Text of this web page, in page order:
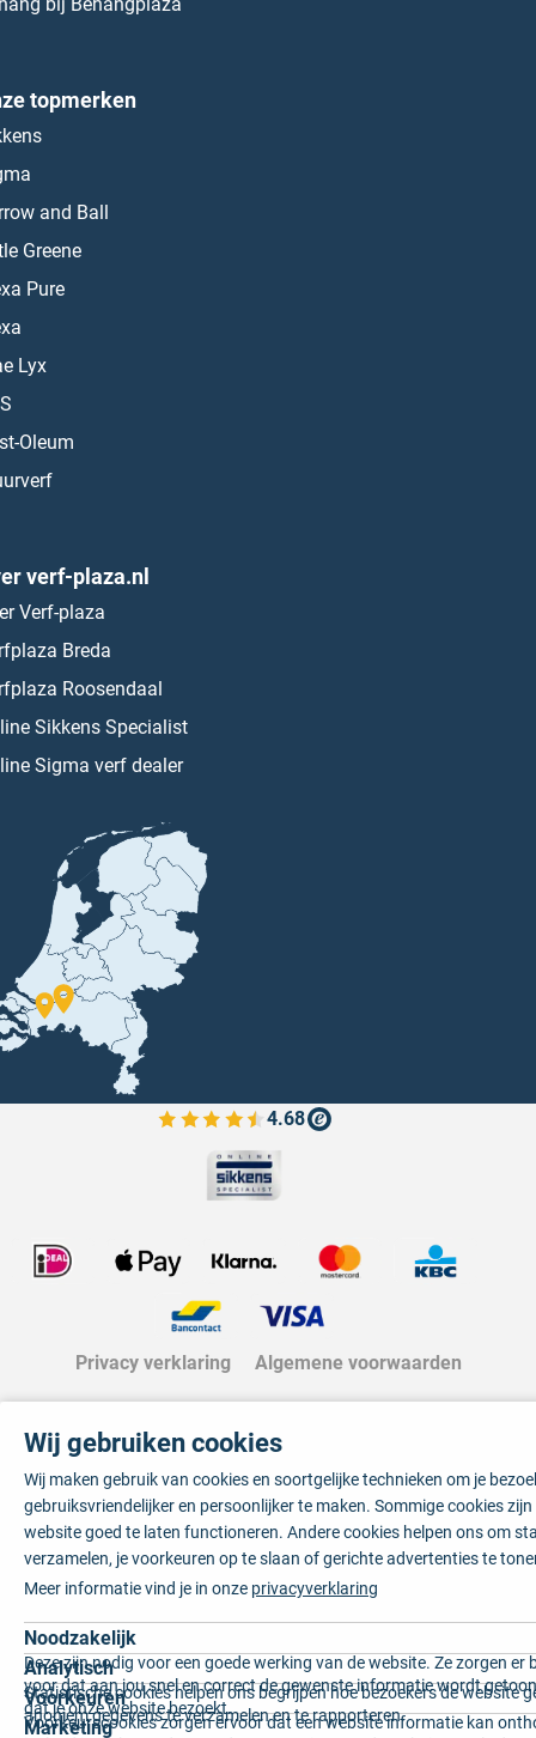
topmerken
and Ball
Greene
Pure
Lyx
Oleum
verf-plaza.nl
Verf-plaza
Breda
Roosendaal
Sikkens Specialist
Sigma verf dealer
4.68
Bekijk de verfplaza beoordelingen
Privacy verklaring Algemene voorwaarden
Wij gebruiken cookies
Wij maken gebruik van cookies en soortgelijke technieken om je
gebruiksvriendelijker en persoonlijker te maken. Sommige cookies
website goed te laten functioneren. Andere cookies helpen ons om
verzamelen, je voorkeuren op te slaan of gerichte advertenties te
Meer informatie vind je in onze privacyverklaring
Noodzakelijk
Deze zijn nodig voor een goede werking van de website. Ze zorgen er
voor dat aan jou snel en correct de gewenste informatie wordt
dat je onze website bezoekt.
Analytisch
Statistische cookies helpen ons begrijpen hoe bezoekers de website
anoniem gegevens te verzamelen en te rapporteren.
Voorkeuren
Voorkeurscookies zorgen ervoor dat een website informatie kan
Marketing